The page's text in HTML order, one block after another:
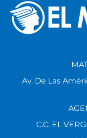
Av. De Las
C.C. EL